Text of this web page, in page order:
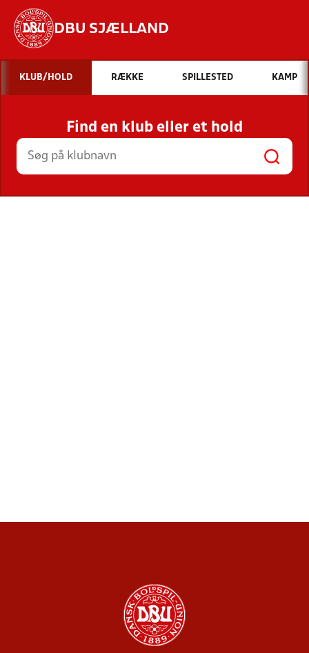
DBU SJÆLLAND
Hvad vil du søge efter?
INDHOLD OG NYHEDER
STILLINGER, RESULTATER, KLUBBER OG
HOLD
KLUB/HOLD RÆKKE SPILLESTED KAMP
Find en klub eller et hold